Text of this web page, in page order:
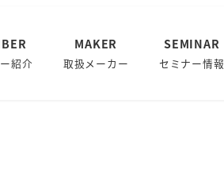
紹介
MAKER
取扱メーカー
SEMINAR
セミナー情報